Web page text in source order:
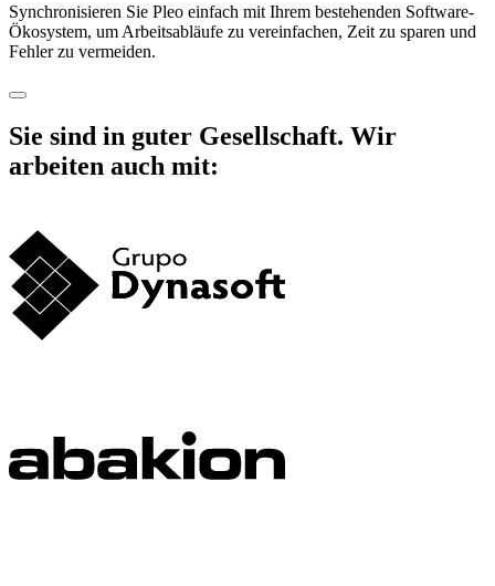
Synchronisieren Sie Pleo einfach mit Ihrem bestehenden Software-
Ökosystem, um Arbeitsabläufe zu vereinfachen, Zeit zu sparen und
Fehler zu vermeiden.
Sie sind in guter Gesellschaft. Wir
arbeiten auch mit: